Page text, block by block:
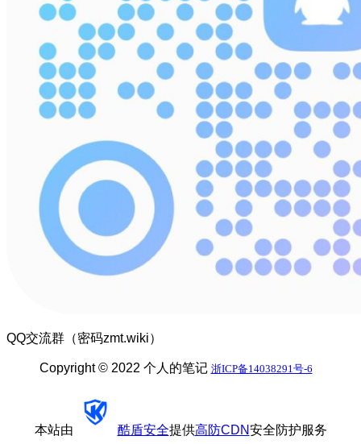
QQ交流群（密码zmt.wiki）
Copyright © 2022 个人的笔记 浙ICP备14038291号-6
本站由 酷盾安全提供高防CDN安全防护服务